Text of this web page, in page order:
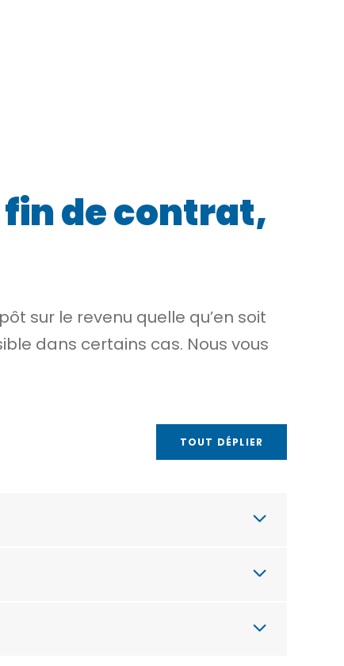
de contrat,
sur le revenu quelle qu’en soit
dans certains cas. Nous vous
TOUT DÉPLIER